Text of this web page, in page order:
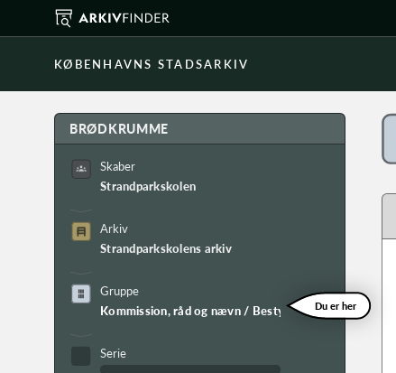
KØBENHAVNS STADSARKIV
BRØDKRUMME
Skaber
Strandparkskolen
Arkiv
Strandparkskolens arkiv
Gruppe
Kommission, råd og nævn / Bestyrelse
Du er her
Serie